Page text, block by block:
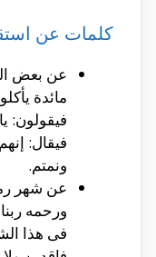
كلمات عن
عن بعض
مائدة
فيقولون:
فيقال:
ونمتم.
عن شهر
ورحمه
فى هذا